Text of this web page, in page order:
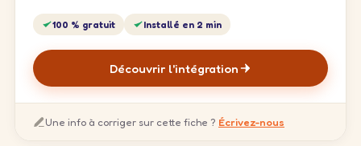
100 % gratuit Installé en 2 min
Découvrir l'intégration
Une info à corriger sur cette fiche ? Écrivez-nous